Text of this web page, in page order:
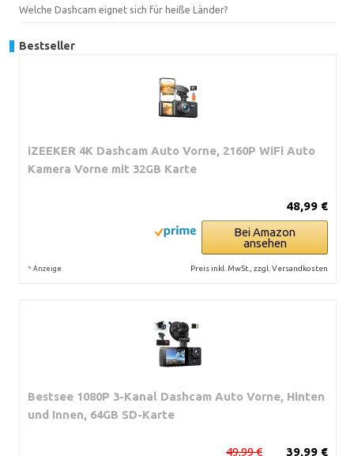
Welche Dashcam eignet sich für heiße Länder?
Bestseller
iZEEKER 4K Dashcam Auto Vorne, 2160P WiFi Auto
Kamera Vorne mit 32GB Karte
48,99 €
Bei Amazon
ansehen
* Anzeige Preis inkl. MwSt., zzgl. Versandkosten
Bestsee 1080P 3-Kanal Dashcam Auto Vorne, Hinten
und Innen, 64GB SD-Karte
39,99 €
49,99 €